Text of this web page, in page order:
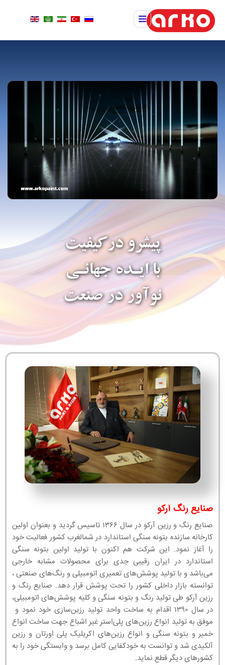
پیشرو درکیفیت
با ایـده جهانـی
نوآور در صنعت
صنایع رنگ آرکو
صنایع رنگ و رزین آرکو در سال ۱۳۶۶ تاسیس گردید و بعنوان اولین
کارخانه سازنده بتونه سنگی استاندارد در شمالغرب کشور فعالیت خود
را آغاز نمود. این شرکت هم اکنون با تولید اولین بتونه سنگی
استاندارد در ایران رقیبی جدی برای محصولات مشابه خارجی
می‌باشد و با تولید پوشش‌های تعمیری اتومبیلی و رنگ‌های صنعتی ،
توانسته بازار داخلی کشور را تحت پوشش قرار دهد. صنایع رنگ و
رزین آرکو طی تولید رنگ و بتونه سنگی و کلیه پوشش‌های اتومبیلی،
در سال ۱۳۹۰ اقدام به ساخت واحد تولید رزین‌سازی خود نمود و
موفق به تولید انواع رزین‌های پلی‌استر غیر اشباع جهت ساخت انواع
خمیر و بتونه سنگی و انواع رزین‌های اکریلیک پلی اورتان و رزین
آلکیدی شد و توانست به خودکفایی کامل برسد و وابستگی خود را به
کشورهای دیگر قطع نماید.